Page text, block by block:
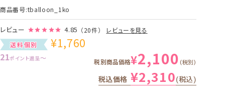
商品番号 tballoon_1ko
レビュー 4.85 （20件）
レビューを見る
送料個別
¥1,760
21ポイント進呈〜 税別商品価格¥2,100 税別
税込価格 ¥2,310 税込